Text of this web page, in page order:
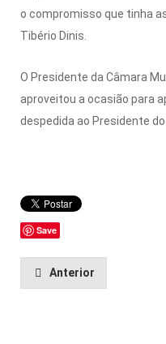
o compromisso que tinha
Tibério Dinis.
O Presidente da Câmara
aproveitou a ocasião para
despedida ao Presidente
Save
Anterior